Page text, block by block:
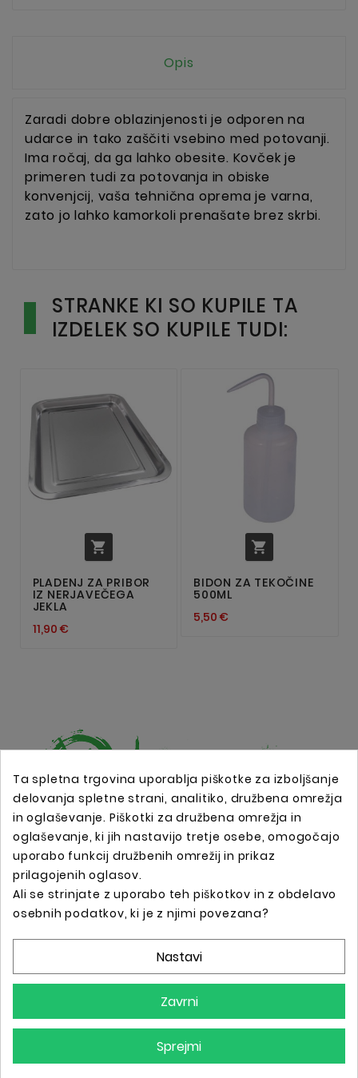
Opis
Zaradi dobre oblazinjenosti je odporen na
udarce in tako zaščiti vsebino med potovanji.
Ima ročaj, da ga lahko obesite. Kovček je
primeren tudi za potovanja in obiske
konvenjcij, vaša tehnična oprema je varna,
zato jo lahko kamorkoli prenašate brez skrbi.
STRANKE KI SO KUPILE TA
IZDELEK SO KUPILE TUDI:

PLADENJ ZA PRIBOR
IZ NERJAVEČEGA
JEKLA
11,90 €

BIDON ZA TEKOČINE
500ML
5,50 €
Spletna trgovina s profesionalno tattoo opremo !
Podatki O Trgovini 

Vaš Račun 
Ta spletna trgovina uporablja piškotke za izboljšanje
delovanja spletne strani, analitiko, družbena omrežja
in oglaševanje. Piškotki za družbena omrežja in
oglaševanje, ki jih nastavijo tretje osebe, omogočajo
uporabo funkcij družbenih omrežij in prikaz
prilagojenih oglasov.
Ali se strinjate z uporabo teh piškotkov in z obdelavo
osebnih podatkov, ki je z njimi povezana?
Nastavi
Zavrni
Sprejmi